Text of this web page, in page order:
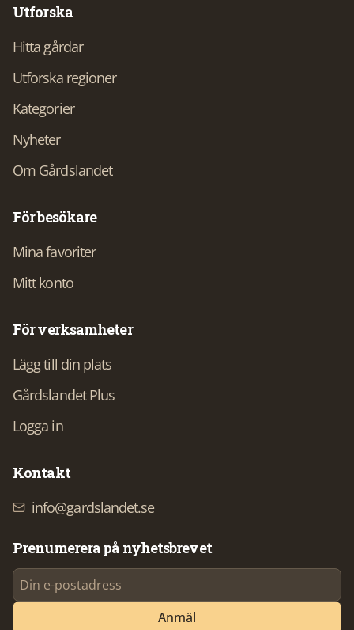
Utforska
Hitta gårdar
Utforska regioner
Kategorier
Nyheter
Om Gårdslandet
För besökare
Mina favoriter
Mitt konto
För verksamheter
Lägg till din plats
Gårdslandet Plus
Logga in
Kontakt
info@gardslandet.se
Prenumerera på nyhetsbrevet
Anmäl